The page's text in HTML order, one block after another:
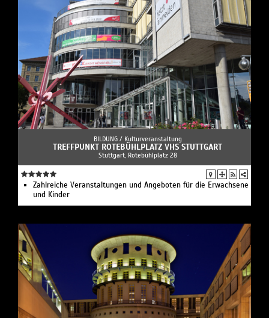
BILDUNG / Kulturveranstaltung
TREFFPUNKT ROTEBÜHLPLATZ VHS STUTTGART
Stuttgart, Rotebühlplatz 28
Zahlreiche Veranstaltungen und Angeboten für die Erwachsene
und Kinder